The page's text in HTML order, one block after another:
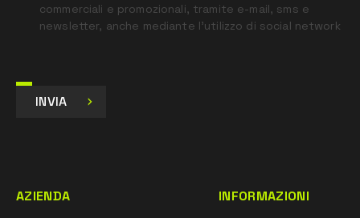
commerciali e promozionali, tramite e-mail, sms e
newsletter, anche mediante l’utilizzo di social network
INVIA
AZIENDA INFORMAZIONI